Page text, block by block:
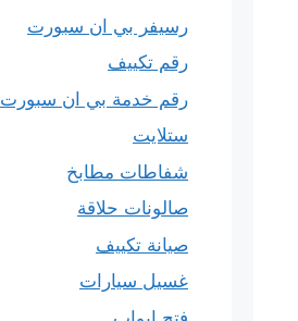
رسيفر بي ان سبورت
رقم تكييف
رقم خدمة بي ان سبورت
ستلايت
شفاطات مطابخ
صالونات حلاقة
صيانة تكييف
غسيل سيارات